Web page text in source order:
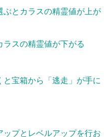
ぶとカラスの精霊値が上が
ラスの精霊値が下がる
と宝箱から「逃走」が手に
ップとレベルアップを行お